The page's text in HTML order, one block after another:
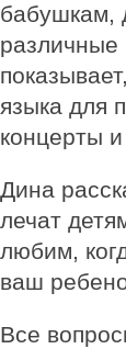
бабушкам,
различные
языка для
концерты и
Дина
лечат
любим,
ваш
Все